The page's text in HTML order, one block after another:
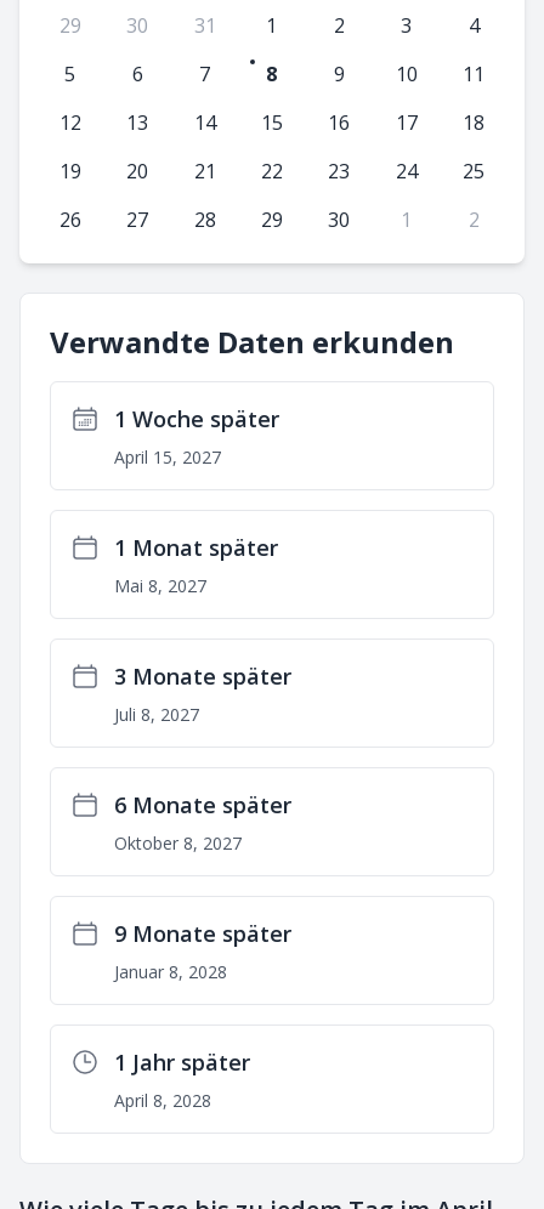
29 30 31 1 2 3
4
5
6 7 8 9 10
11
12
13 14 15 16 17
18
19
20 21 22 23 24
25
26
27 28 29 30 1 2
Verwandte Daten erkunden
1 Woche später
April 15, 2027
1 Monat später
Mai 8, 2027
3 Monate später
Juli 8, 2027
6 Monate später
Oktober 8, 2027
9 Monate später
Januar 8, 2028
1 Jahr später
April 8, 2028